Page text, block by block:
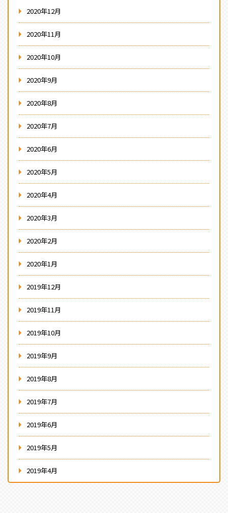
2020年12月
2020年11月
2020年10月
2020年9月
2020年8月
2020年7月
2020年6月
2020年5月
2020年4月
2020年3月
2020年2月
2020年1月
2019年12月
2019年11月
2019年10月
2019年9月
2019年8月
2019年7月
2019年6月
2019年5月
2019年4月